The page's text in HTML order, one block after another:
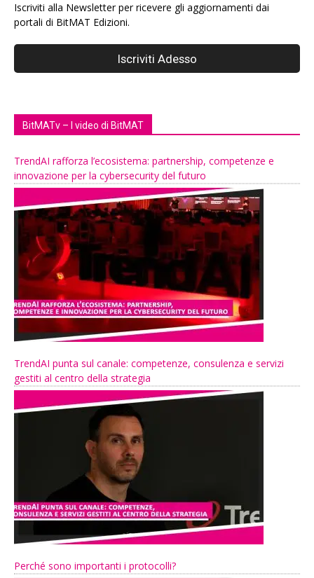
Iscriviti alla Newsletter per ricevere gli aggiornamenti dai
portali di BitMAT Edizioni.
BitMATv – I video di BitMAT
TrendAI rafforza l’ecosistema: partnership, competenze e
innovazione per la cybersecurity del futuro
TrendAI punta sul canale: competenze, consulenza e servizi
gestiti al centro della strategia
Perché sono importanti i protocolli?